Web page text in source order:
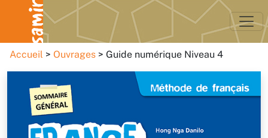
Accueil Ouvrages Guide numérique Niveau 4